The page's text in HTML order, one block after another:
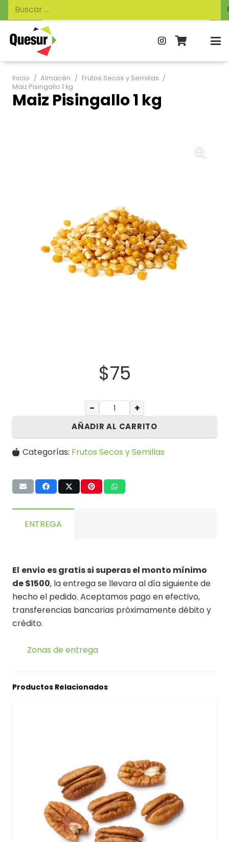
de
productos
Buscar:
Inicio / Almacén / Frutos Secos y Semillas /
Maiz Pisingallo 1 kg
Maiz Pisingallo 1 kg
$75
− +
AÑADIR AL CARRITO
Categorías: Frutos Secos y Semillas
ENTREGA
El envio es gratis si superas el monto mínimo
de $1500, la entrega se llevara al día siguiente de
hecho el pedido. Aceptamos pago en efectivo,
transferencias bancarias próximamente débito y
crédito.
Zonas de entrega
Productos Relacionados